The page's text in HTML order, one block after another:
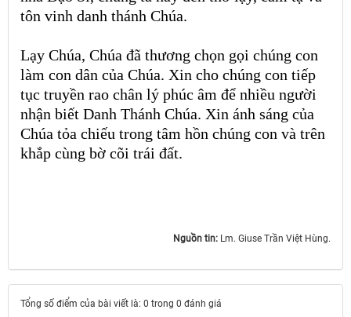
tôn vinh danh thánh Chúa.
Lạy Chúa, Chúa đã thương chọn gọi chúng con
làm con dân của Chúa. Xin cho chúng con tiếp
tục truyền rao chân lý phúc âm để nhiều người
nhận biết Danh Thánh Chúa. Xin ánh sáng của
Chúa tỏa chiếu trong tâm hồn chúng con và trên
khắp cùng bờ cõi trái đất.
Nguồn tin: Lm. Giuse Trần Việt Hùng.
Tổng số điểm của bài viết là: 0 trong 0 đánh giá